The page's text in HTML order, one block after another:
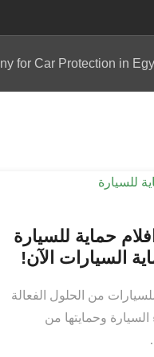
for Car Protection in
حماية للسيارة
السيارات الآن!
من الحلول الفعالة
وحمايتها من